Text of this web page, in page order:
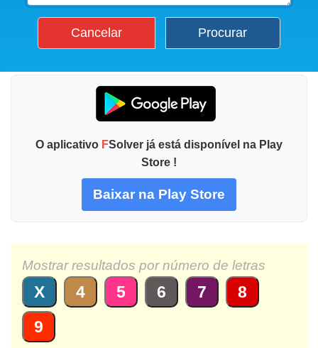
Cancelar Procurar
O aplicativo FSolver já está disponível na Play
Store !
Baixar na Play Store
Mostrar resultados por número de letras
X 4 5 6 7
8
9